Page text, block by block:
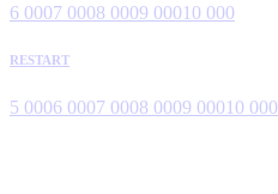
6 0007 0008 0009 00010 000
RESTART
5 0006 0007 0008 0009 00010 000